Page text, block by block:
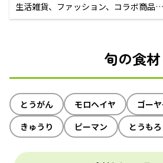
生活雑貨、ファッション、コラボ商品
えるECサイト
旬の食材
とうがん モロヘイヤ ゴー
きゅうり
ピーマン とうも